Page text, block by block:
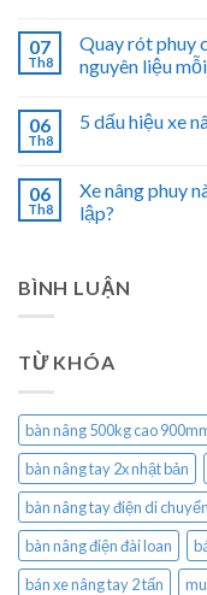
07
Th8
Quay rót phuy
nguyên liệu
06
Th8
5 dấu hiệu xe
06
Th8
Xe nâng phuy
lập?
BÌNH LUẬN
TỪ KHÓA
bàn nâng 500kg cao
bàn nâng tay 2x nhật bản
bàn nâng tay điện di
bàn nâng điện đài loan
bán xe nâng tay 2 tấn